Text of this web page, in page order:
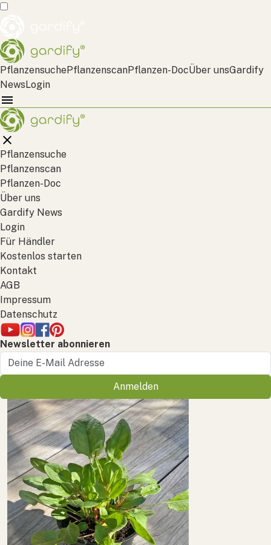
PflanzensuchePflanzenscanPflanzen-DocÜber unsGardify
NewsLogin
Pflanzensuche
Pflanzenscan
Pflanzen-Doc
Über uns
Gardify News
Login
Für Händler
Kostenlos starten
Kontakt
AGB
Impressum
Datenschutz
Newsletter abonnieren
Anmelden